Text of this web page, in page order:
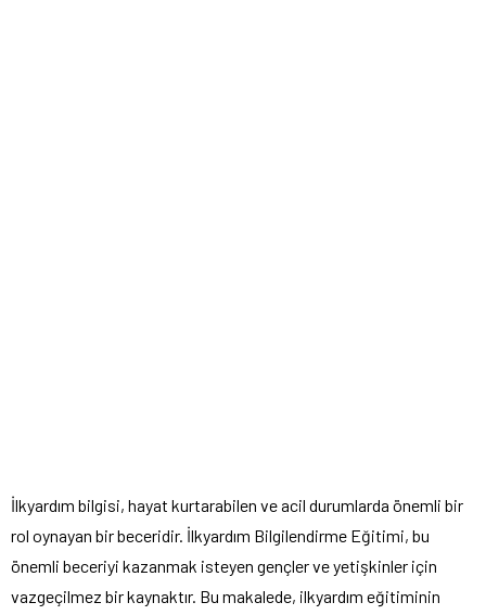
İlkyardım bilgisi, hayat kurtarabilen ve acil durumlarda önemli bir
rol oynayan bir beceridir. İlkyardım Bilgilendirme Eğitimi, bu
önemli beceriyi kazanmak isteyen gençler ve yetişkinler için
vazgeçilmez bir kaynaktır. Bu makalede, ilkyardım eğitiminin